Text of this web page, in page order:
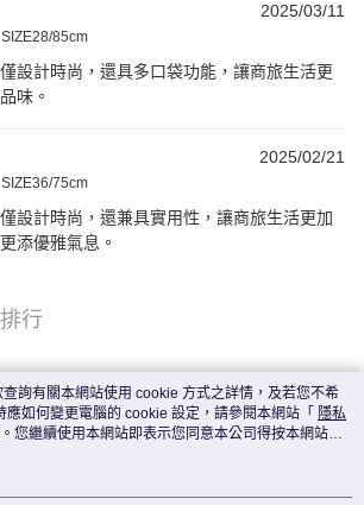
2025/03/11
SIZE28/85cm
設計時尚，還具多口袋功能，讓商旅生活更
味。
2025/02/21
SIZE36/75cm
設計時尚，還兼具實用性，讓商旅生活更加
添優雅氣息。
行
詢有關本網站使用 cookie 方式之詳情，及若您不希
應如何變更電腦的 cookie 設定，請參閱本網站「 隱私
您繼續使用本網站即表示您同意本公司得按本網站使
cookie。